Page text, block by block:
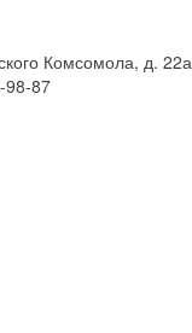
Комсомола, д. 22а
98-87